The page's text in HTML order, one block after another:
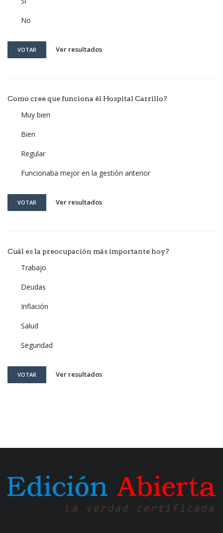
No
VOTAR Ver resultados
Como cree que funciona él Hospital Carrillo?
Muy bien
Bien
Regular
Funcionaba mejor en la gestión anterior
VOTAR Ver resultados
Cuál es la preocupación más importante hoy?
Trabajo
Deudas
Inflación
Salud
Seguridad
VOTAR Ver resultados